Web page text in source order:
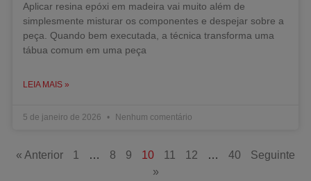
Aplicar resina epóxi em madeira vai muito além de
simplesmente misturar os componentes e despejar sobre a
peça. Quando bem executada, a técnica transforma uma
tábua comum em uma peça
LEIA MAIS »
5 de janeiro de 2026 Nenhum comentário
« Anterior 1 … 8 9 10 11 12 … 40
Seguinte
»